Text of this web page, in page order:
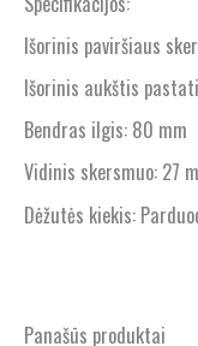
Išorinis paviršiaus
Išorinis aukštis
Bendras ilgis: 80 mm
Vidinis skersmuo: 27
Dėžutės kiekis:
Panašūs produktai